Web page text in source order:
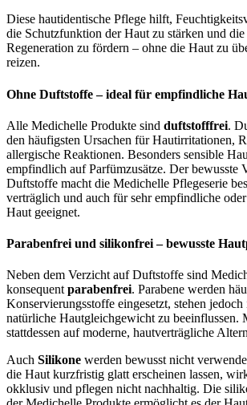
Diese hautidentische Pflege hilft,
die Schutzfunktion der Haut zu stärken und
Regeneration zu fördern – ohne die Haut zu
reizen.
Ohne Duftstoffe – ideal für empfindliche
Alle Medichelle Produkte sind duftstofffrei.
den häufigsten Ursachen für Hautirritationen,
allergische Reaktionen. Besonders sensible
empfindlich auf Parfümzusätze. Der bewusste
Duftstoffe macht die Medichelle Pflegeserie
verträglich und auch für sehr empfindliche
Haut geeignet.
Parabenfrei und silikonfrei – bewusste
Neben dem Verzicht auf Duftstoffe sind
konsequentparabenfrei. Parabene werden
Konservierungsstoffe eingesetzt, stehen jedoch
natürliche Hautgleichgewicht zu beeinflussen.
stattdessen auf moderne, hautverträgliche
Auch Silikone werden bewusst nicht
die Haut kurzfristig glatt erscheinen lassen,
okklusiv und pflegen nicht nachhaltig. Die